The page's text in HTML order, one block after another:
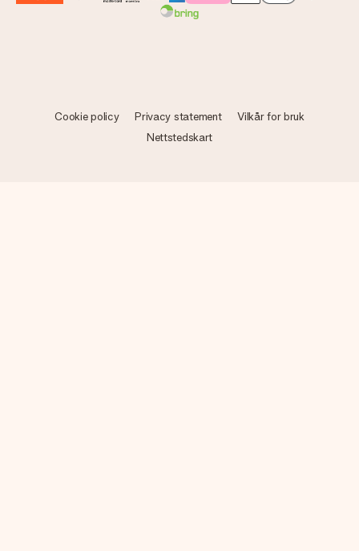
Cookie policy Privacy statement
Vilkår for bruk
Nettstedskart